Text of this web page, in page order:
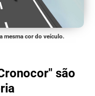
mesma cor do veículo.
são